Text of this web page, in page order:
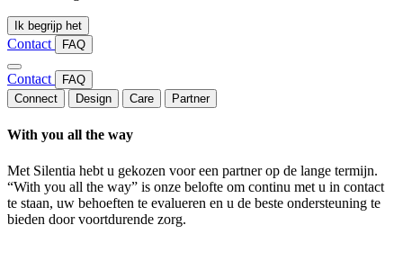
Ik begrijp het
Contact FAQ
Contact
FAQ
Connect
Design Care Partner
With you all the way
Met Silentia hebt u gekozen voor een partner op de lange termijn.
“With you all the way” is onze belofte om continu met u in contact
te staan, uw behoeften te evalueren en u de beste ondersteuning te
bieden door voortdurende zorg.